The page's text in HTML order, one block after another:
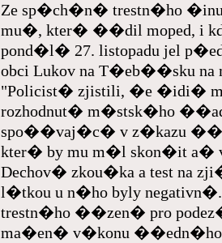
Ze sp�ch�n� trestn�ho
mu�, kter� ��dil moped, i
pond�l� 27. listopadu jel
obci Lukov na T�eb��sku na
"Policist� zjistili, �e �idi�
rozhodnut� m�stsk�ho
spo��vaj�c� v z�kazu
kter� by mu m�l skon�it a� v
Dechov� zkou�ka a test na
l�tkou u n�ho byly
trestn�ho ��zen� pro
ma�en� v�konu ��edn�ho